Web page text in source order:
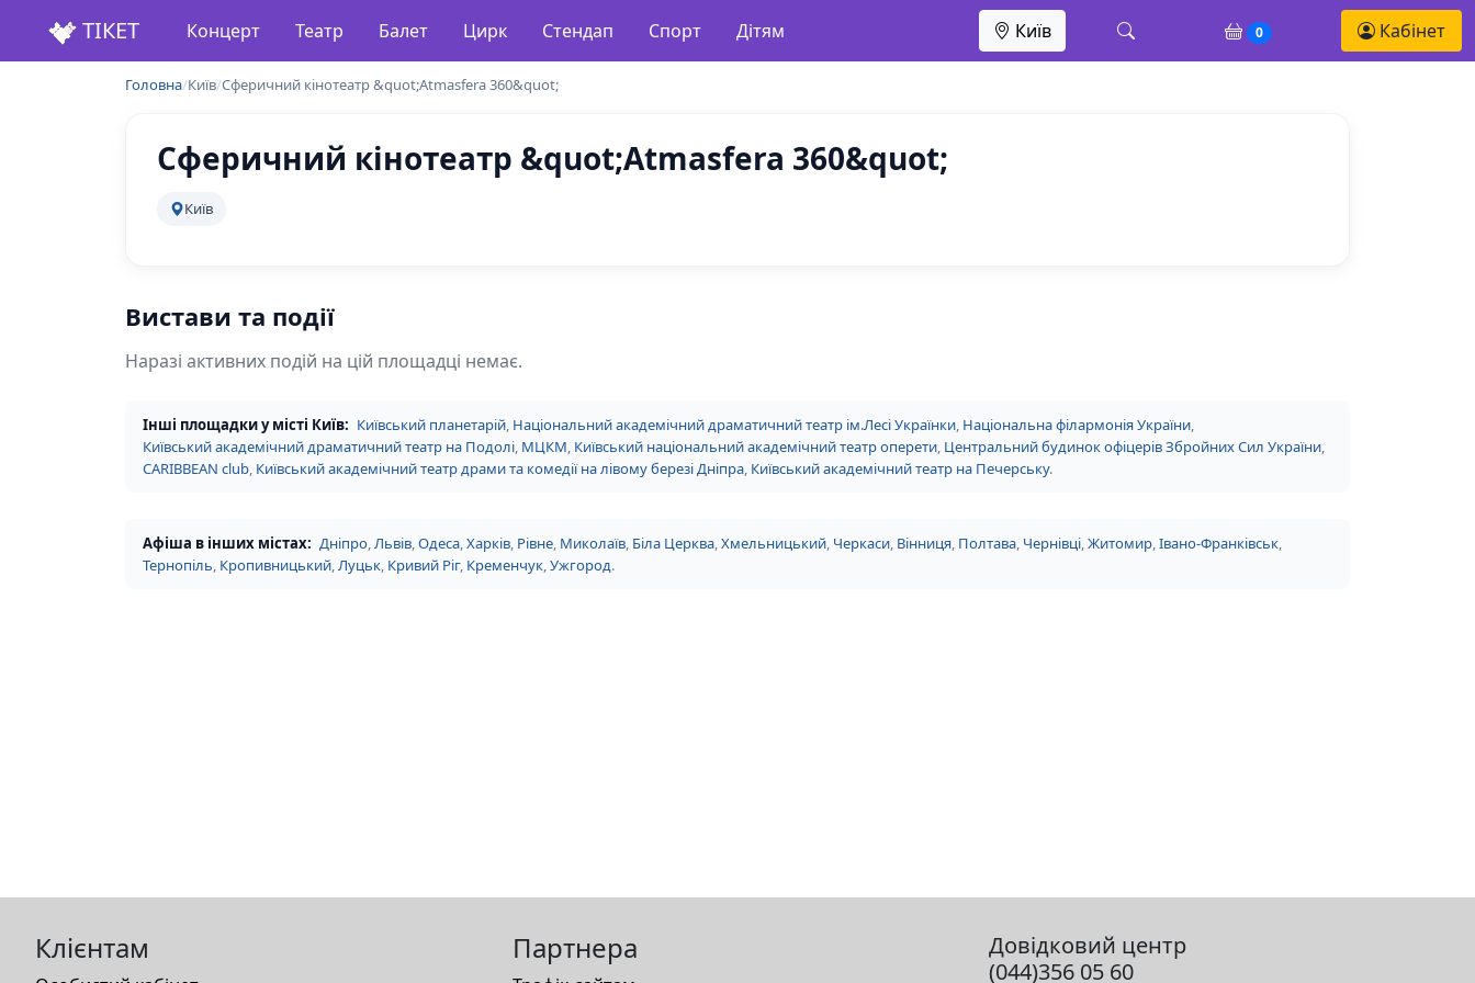
ТІКЕТ Концерт Театр Балет Цирк Стендап Спорт Дітям Київ 0 Кабінет
Головна/Київ/Сферичний кінотеатр &quot;Atmasfera 360&quot;
Сферичний кінотеатр &quot;Atmasfera 360&quot;
Київ
Вистави та події
Наразі активних подій на цій площадці немає.
Інші площадки у місті Київ: Київський планетарій, Національний академічний драматичний театр ім.Лесі Українки, Національна філармонія України,
Київський академічний драматичний театр на Подолі, МЦКМ, Київський національний академічний театр оперети, Центральний будинок офіцерів Збройних Сил України,
CARIBBEAN club, Київський академічний театр драми та комедії на лівому березі Дніпра, Київський академічний театр на Печерську.
Афіша в інших містах: Дніпро,Львів,Одеса,Харків, Рівне, Миколаїв, Біла Церква,Хмельницький, Черкаси, Вінниця, Полтава, Чернівці,Житомир,Івано-Франківськ,
Тернопіль, Кропивницький,Луцьк, Кривий Ріг, Кременчук,Ужгород.
Клієнтам Партнера
Довідковий центр
(044)356 05 60